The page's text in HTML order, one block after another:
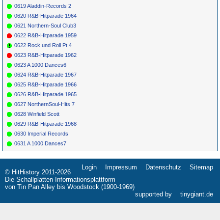
* 091 Sticks Mc Ghee
She'S Gone
0619 Aladdin-Records 2
0620 R&B-Hitparade 1964
0621 Northern-Soul Club3
0622 R&B-Hitparade 1959
0622 Rock und Roll Pt.4
0623 R&B-Hitparade 1962
0623 A 1000 Dances6
0624 R&B-Hitparade 1967
0625 R&B-Hitparade 1966
0626 R&B-Hitparade 1965
0627 NorthernSoul-Hits 7
0628 Winfield Scott
0629 R&B-Hitparade 1968
0630 Imperial Records
0631 A 1000 Dances7
Navigation
überspringen
Login Impressum Datenschutz Sitemap
© HitHistory 2011-2026
Die Schallplatten-Informationsplattform
von Tin Pan Alley bis Woodstock (1900-1969)
supported by
tinygiant.de